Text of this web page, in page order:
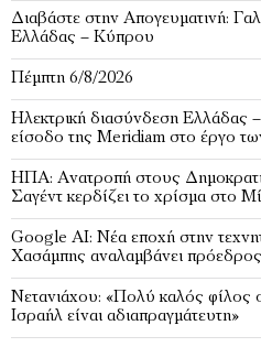
Διαβάστε στην Απογευματινή:
Ελλάδας – Κύπρου
Πέμπτη 6/8/2026
Ηλεκτρική διασύνδεση Ελλάδας
είσοδο της Meridiam στο έργο
ΗΠΑ: Ανατροπή στους
Σαγέντ κερδίζει το χρίσμα στο
Google AI: Νέα εποχή στην
Χασάμπης αναλαμβάνει πρόεδρος
Νετανιάχου: «Πολύ καλός φίλος
Ισραήλ είναι αδιαπραγμάτευτη»